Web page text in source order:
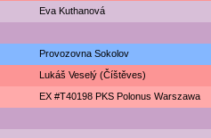
Eva Kuthanová
Provozovna Sokolov
Lukáš Veselý (Číštěves)
EX #T40198 PKS Polonus Warszawa